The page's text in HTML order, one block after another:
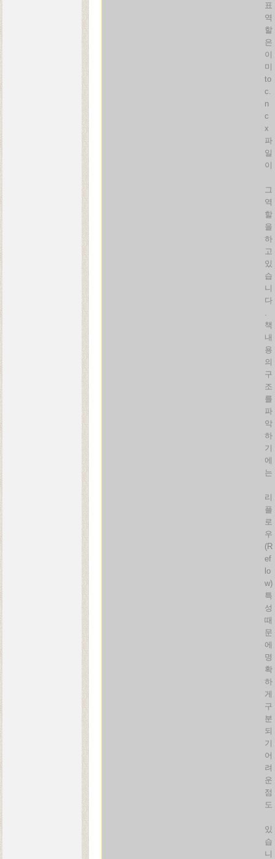
표
역
할
은
이
미
to
c.
n
c
x
파
일
이
그
역
할
을
하
고
있
습
니
다
.
책
내
용
의
구
조
를
파
악
하
기
에
는
리
플
로
우
(R
ef
lo
w)
특
성
때
문
에
명
확
하
게
구
분
되
기
어
려
운
점
도
있
습
니